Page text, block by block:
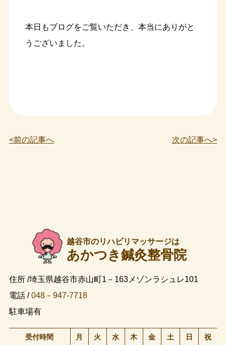
本日もブログをご覧いただき、本当にありがと
うございました。
<前の記事へ 次の記事へ>
越谷市のリハビリマッサージは
あかつき鍼灸整骨院
住所 /埼玉県越谷市赤山町1－163メゾンラシュレ101
電話 /048－947-7718
駐車場有
受付時間 月 火 水 木 金 土 日 祝